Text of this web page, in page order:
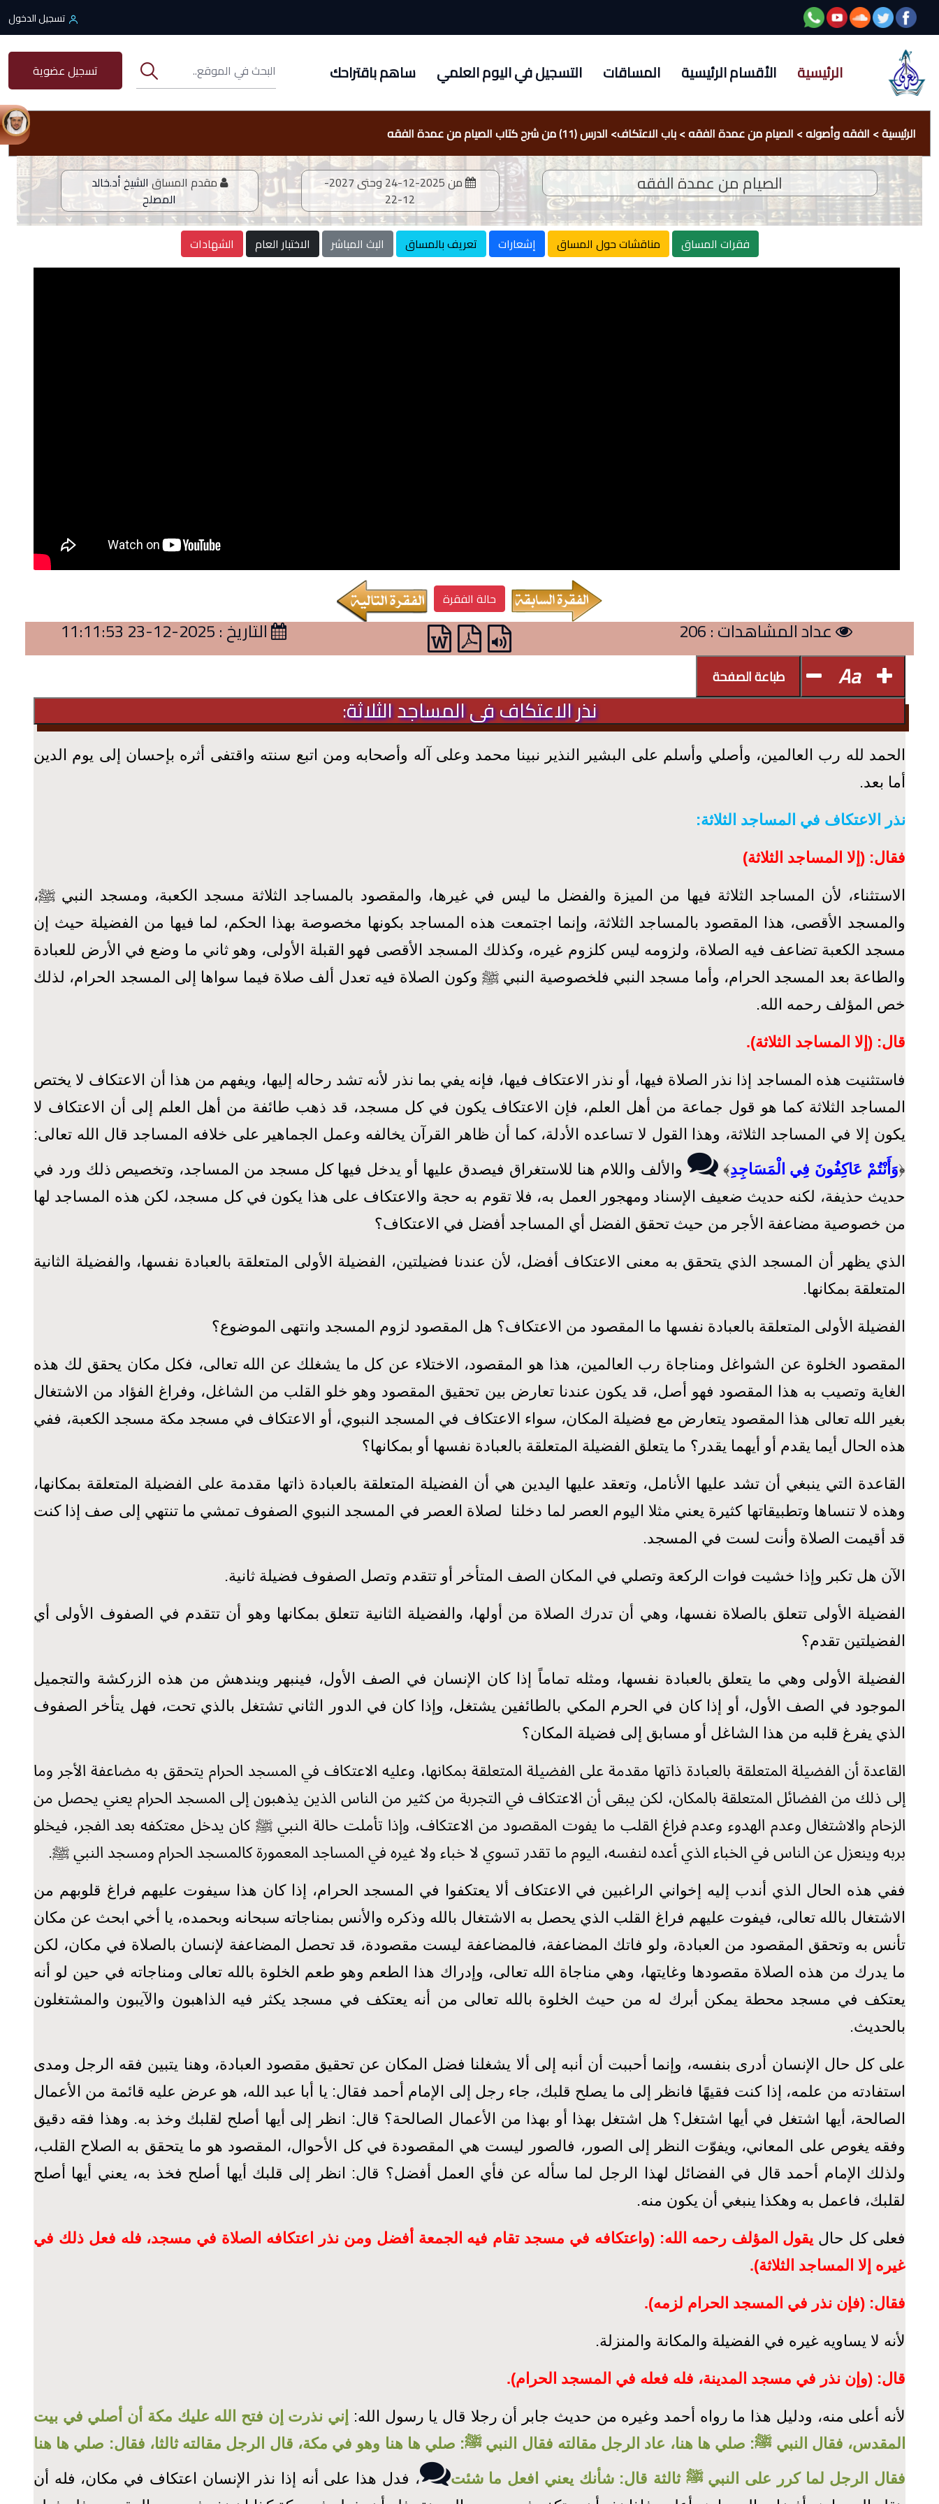
تسجيل الدخول
الرئيسية الأقسام الرئيسية المساقات التسجيل في اليوم العلمي ساهم باقتراحك تسجيل عضوية
الرئيسية> الفقه وأصوله> الصيام من عمدة الفقه>باب الاعتكاف> الدرس (11) من شرح كتاب الصيام من عمدة الفقه
الصيام من عمدة الفقه من2025-12-24 وحتى
2027-
12-22
مقدم المساقالشيخ أد.خالد
المصلح
فقرات المساق مناقشات حول المساق إشعارات تعريف بالمساق البث المباشر الاختبار العام الشهادات
حالة الفقرة
عداد المشاهدات : 206 التاريخ : 2025-12-23 11:11:53
Aa طباعة الصفحة
نذر الاعتكاف في المساجد الثلاثة:
الحمد لله رب العالمين، وأصلي وأسلم على البشير النذير نبينا محمد وعلى آله وأصحابه ومن اتبع سنته واقتفى أثره بإحسان إلى يوم الدين
أما بعد.
نذر الاعتكاف في المساجد الثلاثة:
فقال: (إلا المساجد الثلاثة)
الاستثناء، لأن المساجد الثلاثة فيها من الميزة والفضل ما ليس في غيرها، والمقصود بالمساجد الثلاثة مسجد الكعبة، ومسجد النبي ﷺ،
والمسجد الأقصى، هذا المقصود بالمساجد الثلاثة، وإنما اجتمعت هذه المساجد بكونها مخصوصة بهذا الحكم، لما فيها من الفضيلة حيث إن
مسجد الكعبة تضاعف فيه الصلاة، ولزومه ليس كلزوم غيره، وكذلك المسجد الأقصى فهو القبلة الأولى، وهو ثاني ما وضع في الأرض للعبادة
والطاعة بعد المسجد الحرام، وأما مسجد النبي فلخصوصية النبي ﷺ وكون الصلاة فيه تعدل ألف صلاة فيما سواها إلى المسجد الحرام، لذلك
خص المؤلف رحمه الله.
قال: (إلا المساجد الثلاثة).
فاستثنيت هذه المساجد إذا نذر الصلاة فيها، أو نذر الاعتكاف فيها، فإنه يفي بما نذر لأنه تشد رحاله إليها، ويفهم من هذا أن الاعتكاف لا يختص
المساجد الثلاثة كما هو قول جماعة من أهل العلم، فإن الاعتكاف يكون في كل مسجد، قد ذهب طائفة من أهل العلم إلى أن الاعتكاف لا
يكون إلا في المساجد الثلاثة، وهذا القول لا تساعده الأدلة، كما أن ظاهر القرآن يخالفه وعمل الجماهير على خلافه المساجد قال الله تعالى:
﴿وَأَنْتُمْ عَاكِفُونَ فِي الْمَسَاجِدِ﴾
والألف واللام هنا للاستغراق فيصدق عليها أو يدخل فيها كل مسجد من المساجد، وتخصيص ذلك ورد في
حديث حذيفة، لكنه حديث ضعيف الإسناد ومهجور العمل به، فلا تقوم به حجة والاعتكاف على هذا يكون في كل مسجد، لكن هذه المساجد لها
من خصوصية مضاعفة الأجر من حيث تحقق الفضل أي المساجد أفضل في الاعتكاف؟
الذي يظهر أن المسجد الذي يتحقق به معنى الاعتكاف أفضل، لأن عندنا فضيلتين، الفضيلة الأولى المتعلقة بالعبادة نفسها، والفضيلة الثانية
المتعلقة بمكانها.
الفضيلة الأولى المتعلقة بالعبادة نفسها ما المقصود من الاعتكاف؟ هل المقصود لزوم المسجد وانتهى الموضوع؟
المقصود الخلوة عن الشواغل ومناجاة رب العالمين، هذا هو المقصود، الاختلاء عن كل ما يشغلك عن الله تعالى، فكل مكان يحقق لك هذه
الغاية وتصيب به هذا المقصود فهو أصل، قد يكون عندنا تعارض بين تحقيق المقصود وهو خلو القلب من الشاغل، وفراغ الفؤاد من الاشتغال
بغير الله تعالى هذا المقصود يتعارض مع فضيلة المكان، سواء الاعتكاف في المسجد النبوي، أو الاعتكاف في مسجد مكة مسجد الكعبة، ففي
هذه الحال أيما يقدم أو أيهما يقدر؟ ما يتعلق الفضيلة المتعلقة بالعبادة نفسها أو بمكانها؟
القاعدة التي ينبغي أن تشد عليها الأنامل، وتعقد عليها اليدين هي أن الفضيلة المتعلقة بالعبادة ذاتها مقدمة على الفضيلة المتعلقة بمكانها،
وهذه لا تنساها وتطبيقاتها كثيرة يعني مثلا اليوم العصر لما دخلنا لصلاة العصر في المسجد النبوي الصفوف تمشي ما تنتهي إلى صف إذا كنت
قد أقيمت الصلاة وأنت لست في المسجد.
الآن هل تكبر وإذا خشيت فوات الركعة وتصلي في المكان الصف المتأخر أو تتقدم وتصل الصفوف فضيلة ثانية.
الفضيلة الأولى تتعلق بالصلاة نفسها، وهي أن تدرك الصلاة من أولها، والفضيلة الثانية تتعلق بمكانها وهو أن تتقدم في الصفوف الأولى أي
الفضيلتين تقدم؟
الفضيلة الأولى وهي ما يتعلق بالعبادة نفسها، ومثله تماماً إذا كان الإنسان في الصف الأول، فينبهر ويندهش من هذه الزركشة والتجميل
الموجود في الصف الأول، أو إذا كان في الحرم المكي بالطائفين يشتغل، وإذا كان في الدور الثاني تشتغل بالذي تحت، فهل يتأخر الصفوف
الذي يفرغ قلبه من هذا الشاغل أو مسابق إلى فضيلة المكان؟
القاعدة أن الفضيلة المتعلقة بالعبادة ذاتها مقدمة على الفضيلة المتعلقة بمكانها، وعليه الاعتكاف في المسجد الحرام يتحقق به مضاعفة الأجر وما
إلى ذلك من الفضائل المتعلقة بالمكان، لكن يبقى أن الاعتكاف في التجربة من كثير من الناس الذين يذهبون إلى المسجد الحرام يعني يحصل من
الزحام والاشتغال وعدم الهدوء وعدم فراغ القلب ما يفوت المقصود من الاعتكاف، وإذا تأملت حالة النبي ﷺ كان يدخل معتكفه بعد الفجر، فيخلو
بربه وينعزل عن الناس في الخباء الذي أعده لنفسه، اليوم ما تقدر تسوي لا خباء ولا غيره في المساجد المعمورة كالمسجد الحرام ومسجد النبي ﷺ.
ففي هذه الحال الذي أندب إليه إخواني الراغبين في الاعتكاف ألا يعتكفوا في المسجد الحرام، إذا كان هذا سيفوت عليهم فراغ قلوبهم من
الاشتغال بالله تعالى، فيفوت عليهم فراغ القلب الذي يحصل به الاشتغال بالله وذكره والأنس بمناجاته سبحانه وبحمده، يا أخي ابحث عن مكان
تأنس به وتحقق المقصود من العبادة، ولو فاتك المضاعفة، فالمضاعفة ليست مقصودة، قد تحصل المضاعفة لإنسان بالصلاة في مكان، لكن
ما يدرك من هذه الصلاة مقصودها وغايتها، وهي مناجاة الله تعالى، وإدراك هذا الطعم وهو طعم الخلوة بالله تعالى ومناجاته في حين لو أنه
يعتكف في مسجد محطة يمكن أبرك له من حيث الخلوة بالله تعالى من أنه يعتكف في مسجد يكثر فيه الذاهبون والآيبون والمشتغلون
بالحديث.
على كل حال الإنسان أدرى بنفسه، وإنما أحببت أن أنبه إلى ألا يشغلنا فضل المكان عن تحقيق مقصود العبادة، وهنا يتبين فقه الرجل ومدى
استفادته من علمه، إذا كنت فقيهًا فانظر إلى ما يصلح قلبك، جاء رجل إلى الإمام أحمد فقال: يا أبا عبد الله، هو عرض عليه قائمة من الأعمال
الصالحة، أيها اشتغل في أيها اشتغل؟ هل اشتغل بهذا أو بهذا من الأعمال الصالحة؟ قال: انظر إلى أيها أصلح لقلبك وخذ به. وهذا فقه دقيق
وفقه يغوص على المعاني، ويفوّت النظر إلى الصور، فالصور ليست هي المقصودة في كل الأحوال، المقصود هو ما يتحقق به الصلاح القلب،
ولذلك الإمام أحمد قال في الفضائل لهذا الرجل لما سأله عن فأي العمل أفضل؟ قال: انظر إلى قلبك أيها أصلح فخذ به، يعني أيها أصلح
لقلبك، فاعمل به وهكذا ينبغي أن يكون منه.
فعلى كل حال يقول المؤلف رحمه الله: (واعتكافه في مسجد تقام فيه الجمعة أفضل ومن نذر اعتكافه الصلاة في مسجد، فله فعل ذلك في
غيره إلا المساجد الثلاثة).
فقال: (فإن نذر في المسجد الحرام لزمه).
لأنه لا يساويه غيره في الفضيلة والمكانة والمنزلة.
قال: (وإن نذر في مسجد المدينة، فله فعله في المسجد الحرام).
لأنه أعلى منه، ودليل هذا ما رواه أحمد وغيره من حديث جابر أن رجلا قال يا رسول الله:
إني نذرت إن فتح الله عليك مكة أن أصلي في بيت
المقدس، فقال النبي ﷺ: صلي ها هنا، عاد الرجل مقالته فقال النبي ﷺ: صلي ها هنا وهو في مكة، قال الرجل مقالته ثالثا، فقال: صلي ها هنا
فقال الرجل لما كرر على النبي ﷺ ثالثة قال: شأنك يعني افعل ما شئت
، فدل هذا على أنه إذا نذر الإنسان اعتكاف في مكان، فله أن